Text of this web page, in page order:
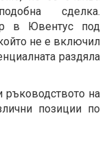
сделка.
в Ювентус под
не е включил
раздяла
на
позиции по